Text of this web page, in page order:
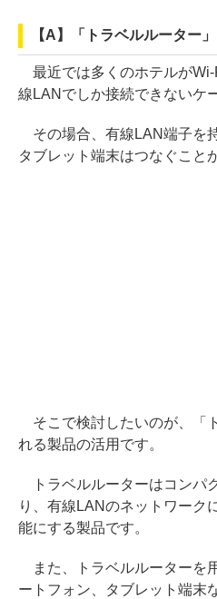
【A】「トラベルルーター
最近では多くのホテルが
線LANでしか接続できないケ
その場合、有線LAN端子を
タブレット端末はつなぐこと
そこで検討したいのが、「
れる製品の活用です。
トラベルルーターはコンパ
り、有線LANのネットワーク
能にする製品です。
また、トラベルルーターを
ートフォン、タブレット端末